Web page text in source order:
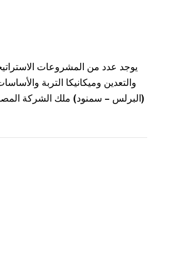
يوجد عدد من المشروعات
والتعدين وميكانيكا التربة
(البرلس – سمنود) ملك الشركة